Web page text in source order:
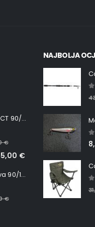
Minn Kota RT INSTINCT 90/115 WR QUEST
€
€
Minn Kota RT Terrova 90/115 WR QUEST
€
NAJBOLJA